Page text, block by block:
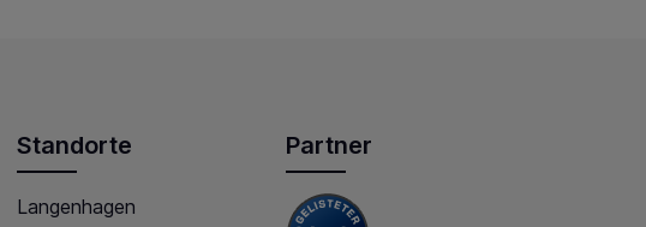
Partner
Standorte
Langenhagen